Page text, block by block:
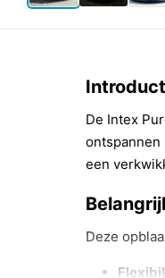
De Intex
ontspannen
een
Deze